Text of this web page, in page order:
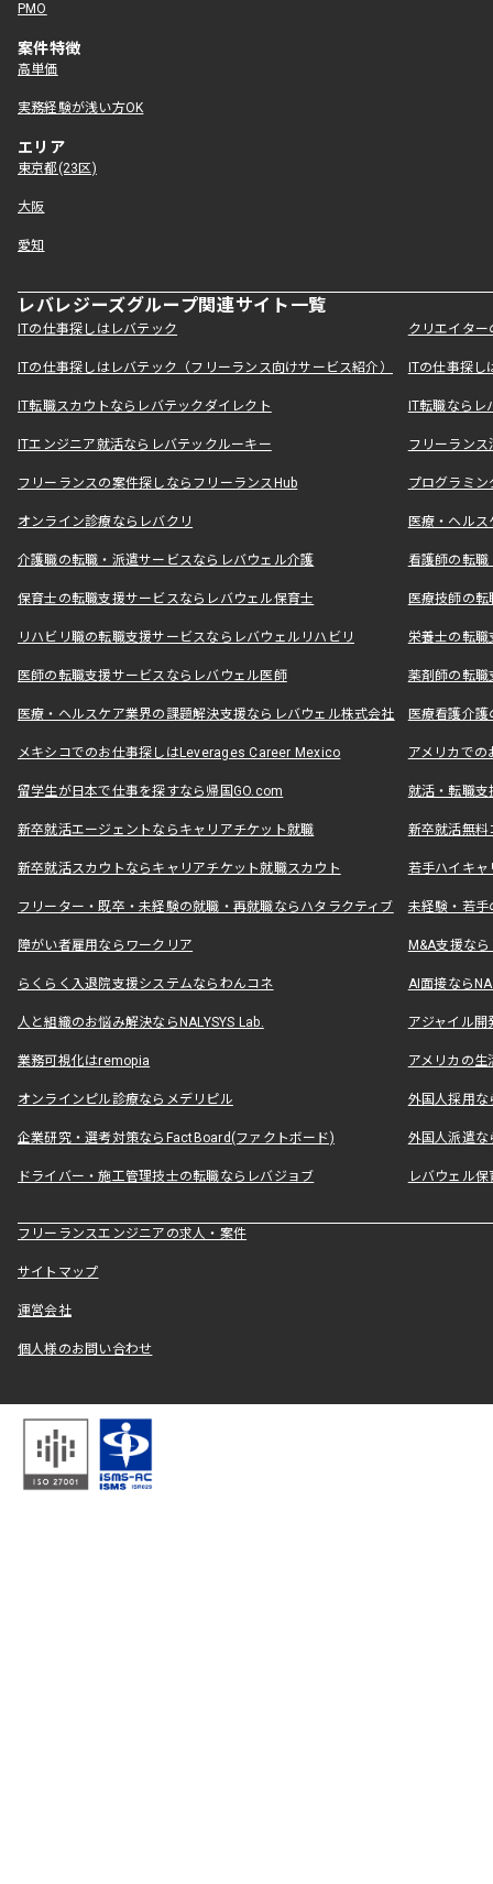
PMO
案件特徴
高単価
実務経験が浅い方OK
エリア
東京都(23区)
大阪
愛知
レバレジーズグループ関連サイト一覧
ITの仕事探しはレバテック クリエイタ
ITの仕事探しはレバテック（フリーランス向けサービス紹介） ITの仕事探
IT転職スカウトならレバテックダイレクト IT転職なら
ITエンジニア就活ならレバテックルーキー フリーラン
フリーランスの案件探しならフリーランスHub プログラミ
オンライン診療ならレバクリ 医療・ヘル
介護職の転職・派遣サービスならレバウェル介護 看護師の転
保育士の転職支援サービスならレバウェル保育士 医療技師の
リハビリ職の転職支援サービスならレバウェルリハビリ 栄養士の転
医師の転職支援サービスならレバウェル医師 薬剤師の転
医療・ヘルスケア業界の課題解決支援ならレバウェル株式会社 医療看護介
メキシコでのお仕事探しはLeverages Career Mexico アメリカで
留学生が日本で仕事を探すなら帰国GO.com 就活・転職
新卒就活エージェントならキャリアチケット就職 新卒就活無料
新卒就活スカウトならキャリアチケット就職スカウト 若手ハイキ
フリーター・既卒・未経験の就職・再就職ならハタラクティブ 未経験・若手
障がい者雇用ならワークリア M&A支援な
らくらく入退院支援システムならわんコネ AI面接なら
人と組織のお悩み解決ならNALYSYS Lab. アジャイル
業務可視化はremopia アメリカの
オンラインピル診療ならメデリピル 外国人採用
企業研究・選考対策ならFactBoard(ファクトボード) 外国人派遣な
ドライバー・施工管理技士の転職ならレバジョブ レバウェル
フリーランスエンジニアの求人・案件
サイトマップ
運営会社
個人様のお問い合わせ